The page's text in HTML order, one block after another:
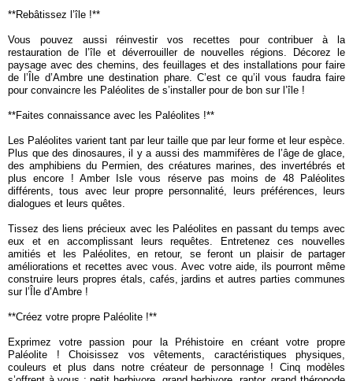
**Rebâtissez l’île !**
Vous pouvez aussi réinvestir vos recettes pour contribuer à la
restauration de l’île et déverrouiller de nouvelles régions. Décorez le
paysage avec des chemins, des feuillages et des installations pour faire
de l’Île d’Ambre une destination phare. C’est ce qu’il vous faudra faire
pour convaincre les Paléolites de s’installer pour de bon sur l’île !
**Faites connaissance avec les Paléolites !**
Les Paléolites varient tant par leur taille que par leur forme et leur espèce.
Plus que des dinosaures, il y a aussi des mammifères de l’âge de glace,
des amphibiens du Permien, des créatures marines, des invertébrés et
plus encore ! Amber Isle vous réserve pas moins de 48 Paléolites
différents, tous avec leur propre personnalité, leurs préférences, leurs
dialogues et leurs quêtes.
Tissez des liens précieux avec les Paléolites en passant du temps avec
eux et en accomplissant leurs requêtes. Entretenez ces nouvelles
amitiés et les Paléolites, en retour, se feront un plaisir de partager
améliorations et recettes avec vous. Avec votre aide, ils pourront même
construire leurs propres étals, cafés, jardins et autres parties communes
sur l’Île d’Ambre !
**Créez votre propre Paléolite !**
Exprimez votre passion pour la Préhistoire en créant votre propre
Paléolite ! Choisissez vos vêtements, caractéristiques physiques,
couleurs et plus dans notre créateur de personnage ! Cinq modèles